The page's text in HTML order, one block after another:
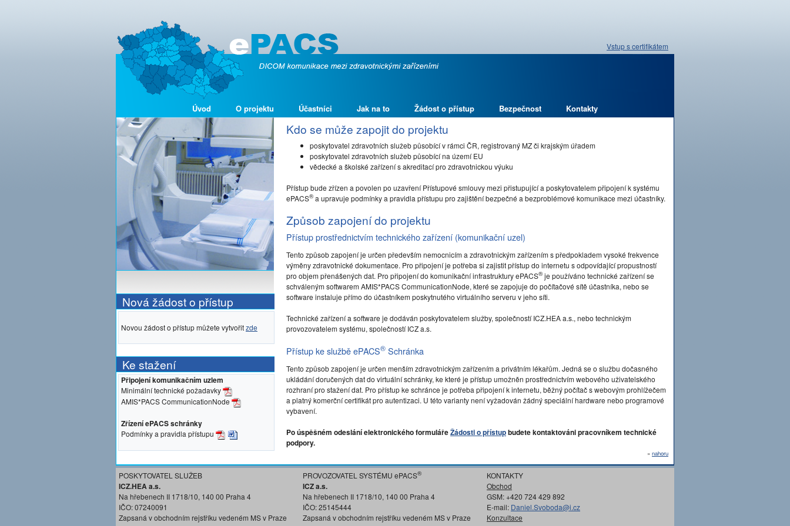
Vstup s certifikátem
Úvod O projektu Účastníci Jak na to Žádost o přístup Bezpečnost Kontakty
Nová žádost o přístup
Novou žádost o přístup můžete vytvořitzde
Ke stažení
Připojení komunikačním uzlem
Minimální technické požadavky
AMIS*PACS CommunicationNode
Zřízení ePACS schránky
Podmínky a pravidla přístupu
Kdo se může zapojit do projektu
poskytovatel zdravotních služeb působící v rámci ČR, registrovaný MZ či krajským úřadem
poskytovatel zdravotních služeb působící na území EU
vědecké a školské zařízení s akreditací pro zdravotnickou výuku
Přístup bude zřízen a povolen po uzavření Přístupové smlouvy mezi přistupující a poskytovatelem připojení k systému
ePACS®a upravuje podmínky a pravidla přístupu pro zajištění bezpečné a bezproblémové komunikace mezi účastníky.
Způsob zapojení do projektu
Přístup prostřednictvím technického zařízení (komunikační uzel)
Tento způsob zapojení je určen především nemocnicím a zdravotnickým zařízením s předpokladem vysoké frekvence
výměny zdravotnické dokumentace. Pro připojení je potřeba si zajistit přístup do internetu s odpovídající propustností
pro objem přenášených dat. Pro připojení do komunikační infrastruktury ePACS®je používáno technické zařízení se
schváleným softwarem AMIS*PACS CommunicationNode, které se zapojuje do počítačové sítě účastníka, nebo se
software instaluje přímo do účastníkem poskytnutého virtuálního serveru v jeho síti.
Technické zařízení a software je dodáván poskytovatelem služby, společností ICZ.HEA a.s., nebo technickým
provozovatelem systému, společností ICZ a.s.
Přístup ke službě ePACS® Schránka
Tento způsob zapojení je určen menším zdravotnickým zařízením a privátním lékařům. Jedná se o službu dočasného
ukládání doručených dat do virtuální schránky, ke které je přístup umožněn prostřednictvím webového uživatelského
rozhraní pro stažení dat. Pro přístup ke schránce je potřeba připojení k internetu, běžný počítač s webovým prohlížečem
a platný komerční certifikát pro autentizaci. U této varianty není vyžadován žádný speciální hardware nebo programové
vybavení.
Po úspěšném odeslání elektronického formulářeŽádosti o přístupbudete kontaktováni pracovníkem technické
podpory.
» nahoru
POSKYTOVATEL SLUŽEB
ICZ.HEA a.s.
Na hřebenech II 1718/10, 140 00 Praha 4
IČO: 07240091
Zapsaná v obchodním rejstříku vedeném MS v Praze
PROVOZOVATEL SYSTÉMU ePACS®
ICZ a.s.
Na hřebenech II 1718/10, 140 00 Praha 4
IČO: 25145444
Zapsaná v obchodním rejstříku vedeném MS v Praze
KONTAKTY
Obchod
GSM: +420 724 429 892
E-mail: Daniel.Svoboda@i.cz
Konzultace